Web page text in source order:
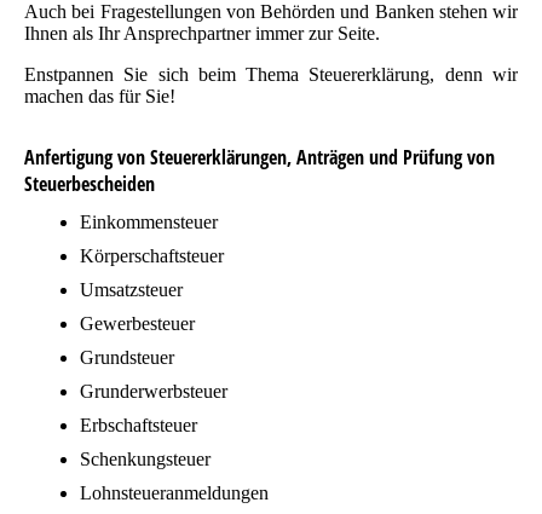
Auch bei Fragestellungen von Behörden und Banken stehen wir
Ihnen als Ihr Ansprechpartner immer zur Seite.
Enstpannen Sie sich beim Thema Steuererklärung, denn wir
machen das für Sie!
Anfertigung von Steuererklärungen, Anträgen und Prüfung von
Steuerbescheiden
Einkommensteuer
Körperschaftsteuer
Umsatzsteuer
Gewerbesteuer
Grundsteuer
Grunderwerbsteuer
Erbschaftsteuer
Schenkungsteuer
Lohnsteueranmeldungen